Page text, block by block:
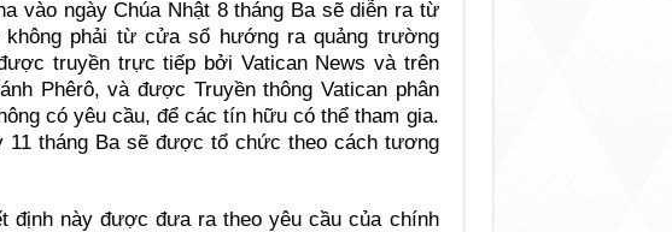
vào ngày Chúa Nhật 8 tháng Ba sẽ diễn ra từ
phải từ cửa sổ hướng ra quảng trường
truyền trực tiếp bởi Vatican News và trên
Phêrô, và được Truyền thông Vatican phân
có yêu cầu, để các tín hữu có thể tham gia.
11 tháng Ba sẽ được tổ chức theo cách tương
định này được đưa ra theo yêu cầu của chính